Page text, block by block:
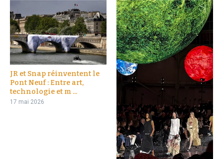
JR et Snap réinventent le
Pont Neuf : Entre art,
technologie et m ...
17 mai 2026